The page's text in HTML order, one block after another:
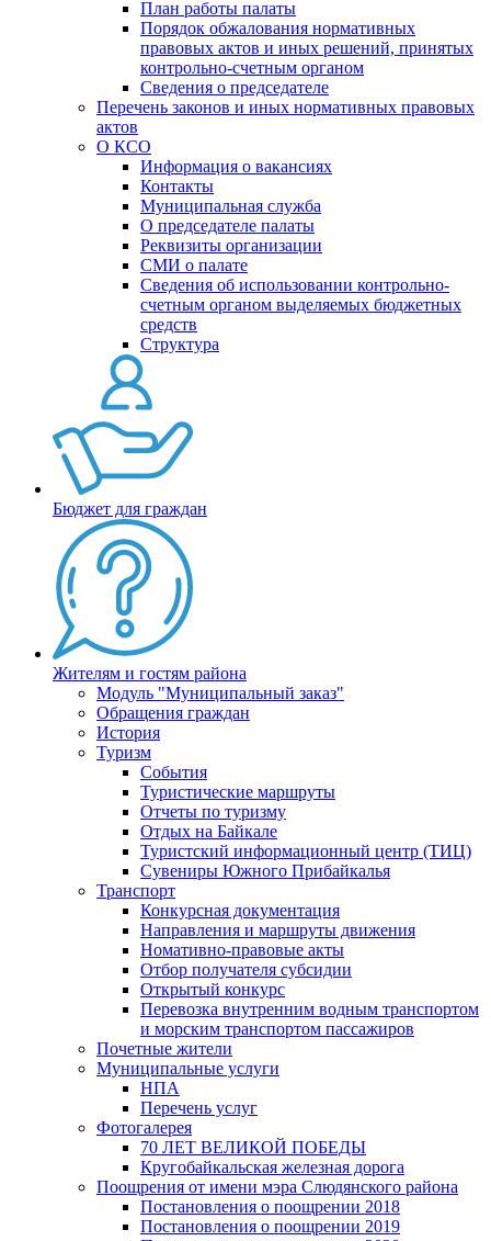
План работы палаты
Порядок обжалования нормативных
правовых актов и иных решений, принятых
контрольно-счетным органом
Сведения о председателе
Перечень законов и иных нормативных правовых
актов
О КСО
Информация о вакансиях
Контакты
Муниципальная служба
О председателе палаты
Реквизиты организации
СМИ о палате
Сведения об использовании контрольно-
счетным органом выделяемых бюджетных
средств
Структура
Бюджет для граждан
Жителям и гостям района
Модуль "Муниципальный заказ"
Обращения граждан
История
Туризм
События
Туристические маршруты
Отчеты по туризму
Отдых на Байкале
Туристский информационный центр (ТИЦ)
Сувениры Южного Прибайкалья
Транспорт
Конкурсная документация
Направления и маршруты движения
Номативно-правовые акты
Отбор получателя субсидии
Открытый конкурс
Перевозка внутренним водным транспортом
и морским транспортом пассажиров
Почетные жители
Муниципальные услуги
НПА
Перечень услуг
Фотогалерея
70 ЛЕТ ВЕЛИКОЙ ПОБЕДЫ
Кругобайкальская железная дорога
Поощрения от имени мэра Слюдянского района
Постановления о поощрении 2018
Постановления о поощрении 2019